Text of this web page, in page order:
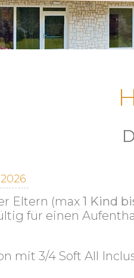
Eltern (max 1 Kind
für einen
mit 3/4 Soft All